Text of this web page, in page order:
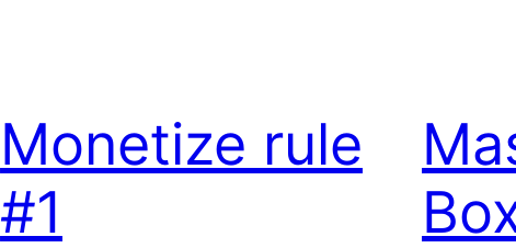
Monetize rule
#1